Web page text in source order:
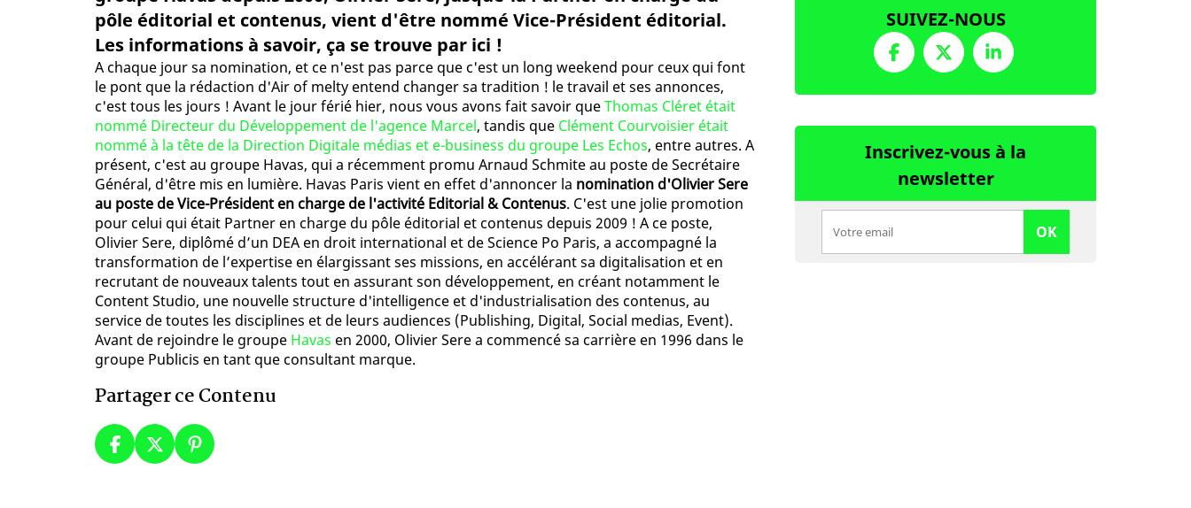
pôle éditorial et contenus, vient d'être nommé Vice-Président éditorial.
Les informations à savoir, ça se trouve par ici !
A chaque jour sa nomination, et ce n'est pas parce que c'est un long weekend pour ceux qui font
le pont que la rédaction d'Air of melty entend changer sa tradition ! le travail et ses annonces,
c'est tous les jours ! Avant le jour férié hier, nous vous avons fait savoir queThomas Cléret était
nommé Directeur du Développement de l'agence Marcel, tandis que Clément Courvoisier était
nommé à la tête de la Direction Digitale médias et e-business du groupe Les Echos, entre autres. A
présent, c'est au groupe Havas, qui a récemment promu Arnaud Schmite au poste de Secrétaire
Général, d'être mis en lumière. Havas Paris vient en effet d'annoncer la nomination d'Olivier Sere
au poste de Vice-Président en charge de l'activité Editorial & Contenus. C'est une jolie promotion
pour celui qui était Partner en charge du pôle éditorial et contenus depuis 2009 ! A ce poste,
Olivier Sere, diplômé d’un DEA en droit international et de Science Po Paris, a accompagné la
transformation de l’expertise en élargissant ses missions, en accélérant sa digitalisation et en
recrutant de nouveaux talents tout en assurant son développement, en créant notamment le
Content Studio, une nouvelle structure d'intelligence et d'industrialisation des contenus, au
service de toutes les disciplines et de leurs audiences (Publishing, Digital, Social medias, Event).
Avant de rejoindre le groupe Havas en 2000, Olivier Sere a commencé sa carrière en 1996 dans le
groupe Publicis en tant que consultant marque.
Partager ce Contenu
SUIVEZ-NOUS
Inscrivez-vous à la
newsletter
OK